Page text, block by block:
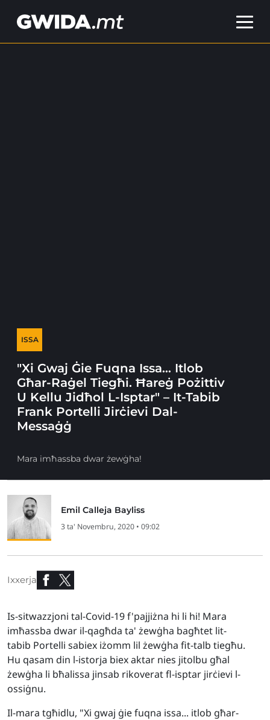
ISSA
"Xi Gwaj Ġie Fuqna Issa… Itlob
Għar-Raġel Tiegħi. Ħareġ Pożittiv
U Kellu Jidħol L-Isptar" – It-Tabib
Frank Portelli Jirċievi Dal-
Messaġġ
Mara imħassba dwar żewġha!
Emil Calleja Bayliss
3 ta' Novembru, 2020 • 09:02
Ixxerja
Is-sitwazzjoni tal-Covid-19 f'pajjiżna hi li hi! Mara
imħassba dwar il-qagħda ta' żewġha bagħtet lit-
tabib Portelli sabiex iżomm lil żewġha fit-talb tiegħu.
Hu qasam din l-istorja biex aktar nies jitolbu għal
żewġha li bħalissa jinsab rikoverat fl-isptar jirċievi l-
ossiġnu.
Il-mara tgħidlu, "Xi gwaj ġie fuqna issa... itlob għar-